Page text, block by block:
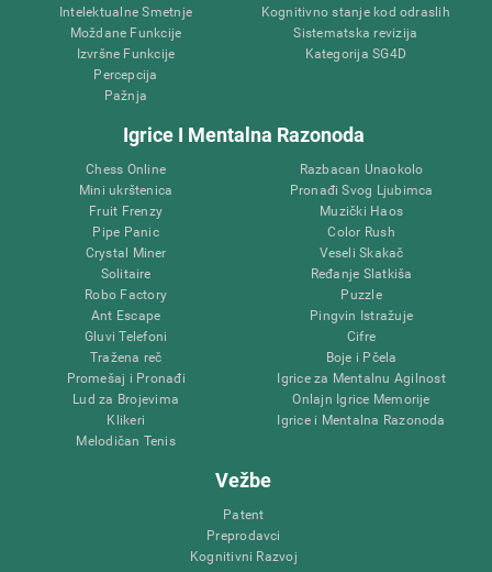
Intelektualne Smetnje
Moždane Funkcije
Izvršne Funkcije
Percepcija
Pažnja
Kognitivno stanje kod odraslih
Sistematska revizija
Kategorija SG4D
Igrice I Mentalna Razonoda
Chess Online
Mini ukrštenica
Fruit Frenzy
Pipe Panic
Crystal Miner
Solitaire
Robo Factory
Ant Escape
Gluvi Telefoni
Tražena reč
Promešaj i Pronađi
Lud za Brojevima
Klikeri
Melodičan Tenis
Razbacan Unaokolo
Pronađi Svog Ljubimca
Muzički Haos
Color Rush
Veseli Skakač
Ređanje Slatkiša
Puzzle
Pingvin Istražuje
Cifre
Boje i Pčela
Igrice za Mentalnu Agilnost
Onlajn Igrice Memorije
Igrice i Mentalna Razonoda
Vežbe
Patent
Preprodavci
Kognitivni Razvoj